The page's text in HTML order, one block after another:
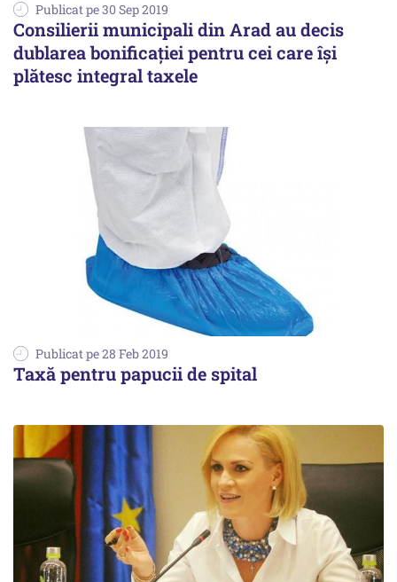
Publicat pe 30 Sep 2019
Consilierii municipali din Arad au decis
dublarea bonificaţiei pentru cei care îşi
plătesc integral taxele
Publicat pe 28 Feb 2019
Taxă pentru papucii de spital